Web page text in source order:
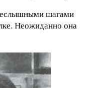
шагами
Неожиданно она